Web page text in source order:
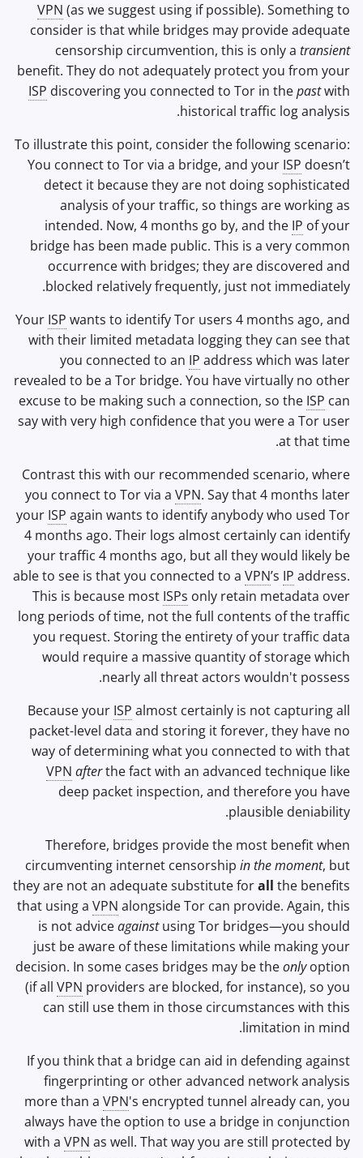
VPN (as we suggest using if possible). Something to
consider is that while bridges may provide adequate
censorship circumvention, this is only a transient
benefit. They do not adequately protect you from your
ISP discovering you connected to Tor in thepastwith
historical traffic log analysis.
To illustrate this point, consider the following scenario:
You connect to Tor via a bridge, and your ISP doesn’t
detect it because they are not doing sophisticated
analysis of your traffic, so things are working as
intended. Now, 4 months go by, and the IP of your
bridge has been made public. This is a very common
occurrence with bridges; they are discovered and
blocked relatively frequently, just not immediately.
Your ISP wants to identify Tor users 4 months ago, and
with their limited metadata logging they can see that
you connected to an IP address which was later
revealed to be a Tor bridge. You have virtually no other
excuse to be making such a connection, so the ISP can
say with very high confidence that you were a Tor user
at that time.
Contrast this with our recommended scenario, where
you connect to Tor via a VPN. Say that 4 months later
your ISP again wants to identify anybody who used Tor
4 months ago. Their logs almost certainly can identify
your traffic 4 months ago, but all they would likely be
able to see is that you connected to a VPN’s IP address.
This is because most ISPs only retain metadata over
long periods of time, not the full contents of the traffic
you request. Storing the entirety of your traffic data
would require a massive quantity of storage which
nearly all threat actors wouldn't possess.
Because your ISP almost certainly is not capturing all
packet-level data and storing it forever, they have no
way of determining what you connected to with that
VPN afterthe fact with an advanced technique like
deep packet inspection, and therefore you have
plausible deniability.
Therefore, bridges provide the most benefit when
circumventing internet censorship in the moment, but
they are not an adequate substitute forall the benefits
that using a VPN alongside Tor can provide. Again, this
is not adviceagainstusing Tor bridges—you should
just be aware of these limitations while making your
decision. In some cases bridges may be theonlyoption
(if all VPN providers are blocked, for instance), so you
can still use them in those circumstances with this
limitation in mind.
If you think that a bridge can aid in defending against
fingerprinting or other advanced network analysis
more than a VPN's encrypted tunnel already can, you
always have the option to use a bridge in conjunction
with a VPN as well. That way you are still protected by